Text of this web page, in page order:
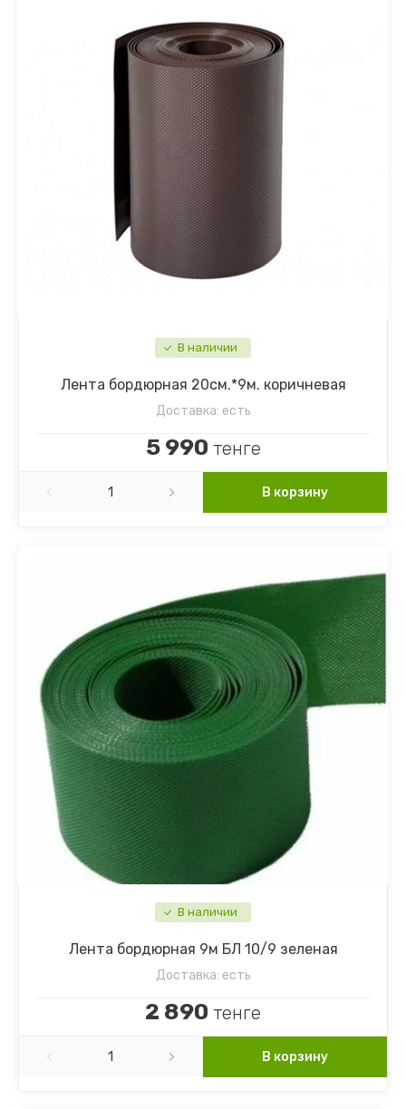
однолетние разное
многолетние разное
В наличии
Лента бордюрная 20см.*9м. коричневая
Доставка: есть
5 990 тенге
В корзину
В наличии
Лента бордюрная 9м БЛ 10/9 зеленая
Доставка: есть
2 890 тенге
В корзину